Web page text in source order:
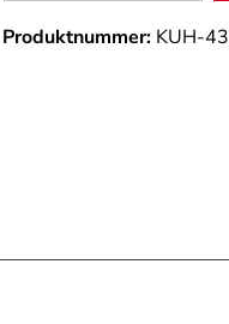
Produktnummer: KUH-